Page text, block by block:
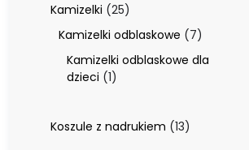
Kamizelki 2525
produktów
Kamizelki odblaskowe 77
produktów
Kamizelki odblaskowe dla
dzieci 11
Koszule z nadrukiem 1313